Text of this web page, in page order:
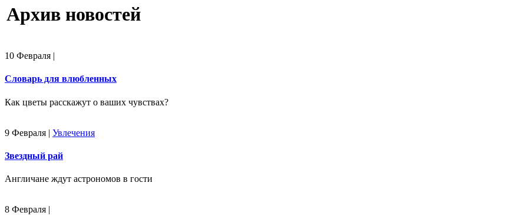
Архив новостей
10 Февраля |
Словарь для влюбленных
Как цветы расскажут о ваших чувствах?
9 Февраля | Увлечения
Звездный рай
Англичане ждут астрономов в гости
8 Февраля |